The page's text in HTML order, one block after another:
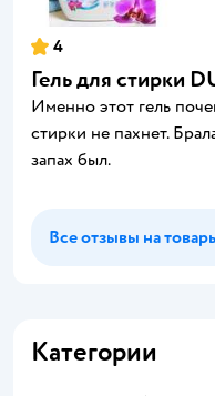
4
Гель для стирки
Именно этот гель
стирки не пахнет.
запах был.
Все отзывы на
Категории